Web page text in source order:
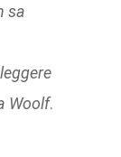
sa
Woolf.